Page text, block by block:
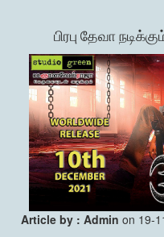
பிரபு தேவா
Article by : Admin on 19-